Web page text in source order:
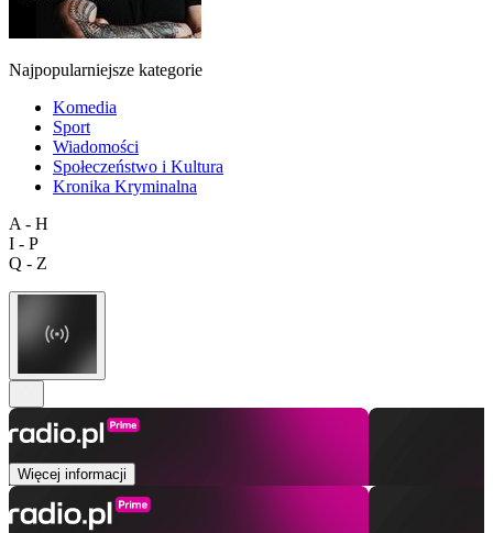
Najpopularniejsze kategorie
Komedia
Sport
Wiadomości
Społeczeństwo i Kultura
Kronika Kryminalna
A - H
I - P
Q - Z
Więcej informacji